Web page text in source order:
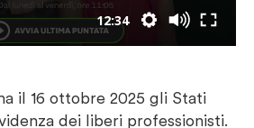
12:34
il 16 ottobre 2025 gli Stati
dei liberi professionisti.